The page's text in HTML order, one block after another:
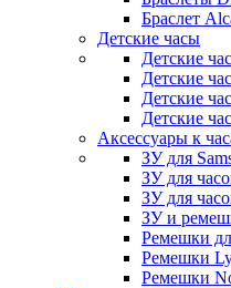
Браслет
Детские часы
Детские
Детские
Детские
Детские
Аксессуары к
ЗУ для
ЗУ для
ЗУ для
ЗУ и
Ремешки
Ремешки
Ремешки